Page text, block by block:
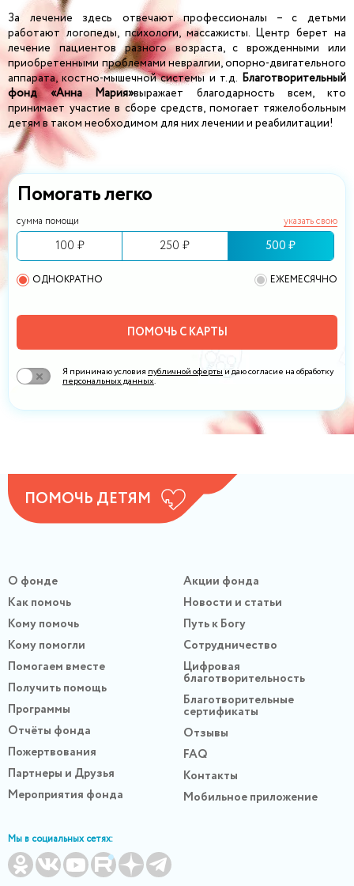
Помогать легко
сумма помощи указать свою
100 ₽ 250 ₽ 500 ₽
ОДНОКРАТНО ЕЖЕМЕСЯЧНО
ПОМОЧЬ С КАРТЫ
Я принимаю условия публичной оферты и даю согласие на обработку
персональных данных.
За лечение здесь отвечают профессионалы – с детьми
работают логопеды, психологи, массажисты. Центр берет на
лечение пациентов разного возраста, с врожденными или
приобретенными проблемами невралгии, опорно-двигательного
аппарата, костно-мышечной системы и т.д. Благотворительный
фонд «Анна Мария»выражает благодарность всем, кто
принимает участие в сборе средств, помогает тяжелобольным
детям в таком необходимом для них лечении и реабилитации!
ПОМОЧЬ ДЕТЯМ
О фонде
Как помочь
Кому помочь
Кому помогли
Помогаем вместе
Получить помощь
Программы
Отчёты фонда
Пожертвования
Партнеры и Друзья
Мероприятия фонда
Акции фонда
Новости и статьи
Путь к Богу
Сотрудничество
Цифровая
благотворительность
Благотворительные
сертификаты
Отзывы
FAQ
Контакты
Мобильное приложение
Мы в социальных сетях: